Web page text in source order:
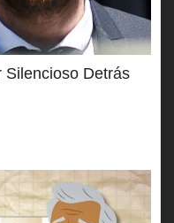
Silencioso Detrás